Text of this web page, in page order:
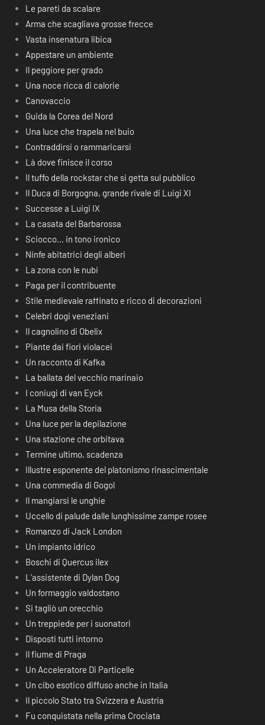
Le pareti da scalare
Arma che scagliava grosse frecce
Vasta insenatura libica
Appestare un ambiente
Il peggiore per grado
Una noce ricca di calorie
Canovaccio
Guida la Corea del Nord
Una luce che trapela nel buio
Contraddirsi o rammaricarsi
Là dove finisce il corso
Il tuffo della rockstar che si getta sul pubblico
Il Duca di Borgogna, grande rivale di Luigi XI
Successe a Luigi IX
La casata del Barbarossa
Sciocco… in tono ironico
Ninfe abitatrici degli alberi
La zona con le nubi
Paga per il contribuente
Stile medievale raffinato e ricco di decorazioni
Celebri dogi veneziani
Il cagnolino di Obelix
Piante dai fiori violacei
Un racconto di Kafka
La ballata del vecchio marinaio
I coniugi di van Eyck
La Musa della Storia
Una luce per la depilazione
Una stazione che orbitava
Termine ultimo, scadenza
Illustre esponente del platonismo rinascimentale
Una commedia di Gogol
Il mangiarsi le unghie
Uccello di palude dalle lunghissime zampe rosee
Romanzo di Jack London
Un impianto idrico
Boschi di Quercus ilex
L’assistente di Dylan Dog
Un formaggio valdostano
Si tagliò un orecchio
Un treppiede per i suonatori
Disposti tutti intorno
Il fiume di Praga
Un Acceleratore Di Particelle
Un cibo esotico diffuso anche in Italia
Il piccolo Stato tra Svizzera e Austria
Fu conquistata nella prima Crociata